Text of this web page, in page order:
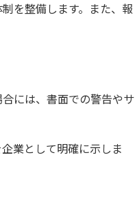
を整備します。また、報
には、書面での警告やサ
業として明確に示しま